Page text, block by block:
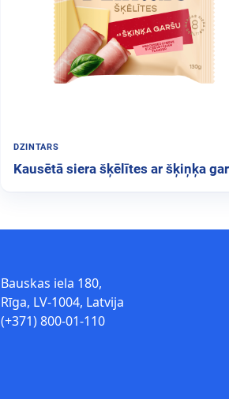
DZINTARS
Kausētā siera šķēlītes ar šķiņķa
Bauskas iela 180,
Rīga, LV-1004, Latvija
(+371) 800-01-110